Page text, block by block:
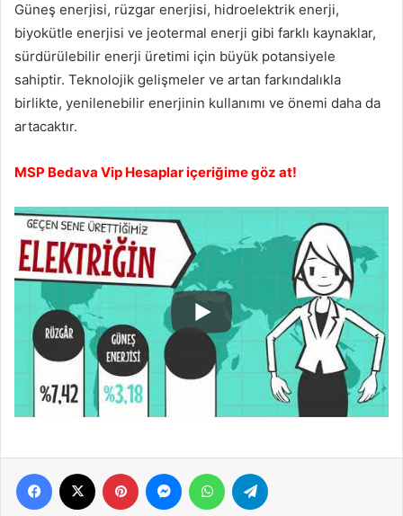
Güneş enerjisi, rüzgar enerjisi, hidroelektrik enerji,
biyokütle enerjisi ve jeotermal enerji gibi farklı kaynaklar,
sürdürülebilir enerji üretimi için büyük potansiyele
sahiptir. Teknolojik gelişmeler ve artan farkındalıkla
birlikte, yenilenebilir enerjinin kullanımı ve önemi daha da
artacaktır.
MSP Bedava Vip Hesaplar içeriğime göz at!
Facebook Pinterest MessengerWhatsApp